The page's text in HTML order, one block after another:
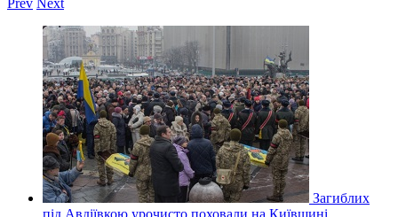
Prev Next
Загиблих